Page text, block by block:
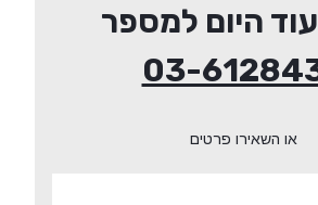
עוד היום למספר
03-
או השאירו פרטים